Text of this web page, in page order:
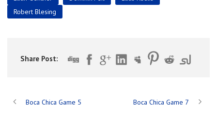
Robert Blesing
Share Post:
Boca Chica Game 5 Boca Chica Game 7